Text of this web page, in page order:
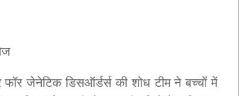
फॉर जेनेटिक डिसऑर्डर्स की शोध टीम ने बच्चों में